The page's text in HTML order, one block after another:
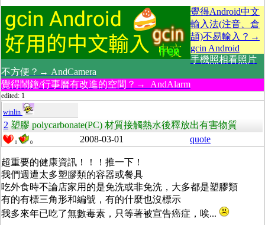
覺得Android中文
輸入法(注音、倉
頡)不易輸入？→
gcin Android
手機照相看照片
不方便？→ AndCamera
覺得鬧鐘/行事曆有改進的空間？→ AndAlarm
edited: 1
winlin
2 塑膠 polycarbonate(PC) 材質接觸熱水後釋放出有害物質
0 0 2008-03-01 quote
超重要的健康資訊！！！推一下！
我們週遭太多塑膠類的容器或餐具
吃外食時不論店家用的是免洗或非免洗，大多都是塑膠類
有的有標三角形和編號，有的什麼也沒標示
我多來年已吃了無數毒素，只等著被宣告癌症，唉...